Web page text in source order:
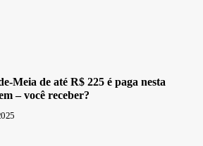
Meia de até R$ 225 é paga nesta
– você receber?